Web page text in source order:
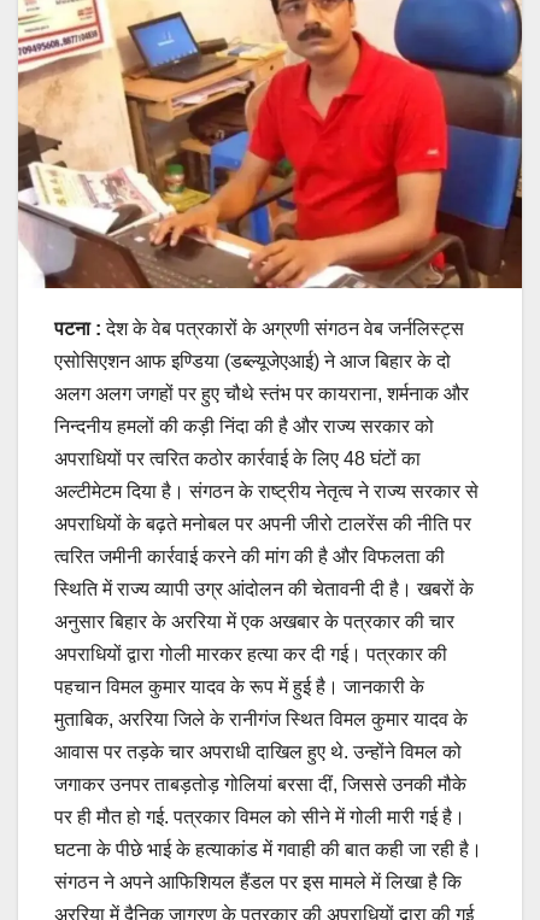
पटना : देश के वेब पत्रकारों के अग्रणी संगठन वेब जर्नलिस्ट्स
एसोसिएशन आफ इण्डिया (डब्ल्यूजेएआई) ने आज बिहार के दो
अलग अलग जगहों पर हुए चौथे स्तंभ पर कायराना, शर्मनाक और
निन्दनीय हमलों की कड़ी निंदा की है और राज्य सरकार को
अपराधियों पर त्वरित कठोर कार्रवाई के लिए 48 घंटों का
अल्टीमेटम दिया है। संगठन के राष्ट्रीय नेतृत्व ने राज्य सरकार से
अपराधियों के बढ़ते मनोबल पर अपनी जीरो टालरेंस की नीति पर
त्वरित जमीनी कार्रवाई करने की मांग की है और विफलता की
स्थिति में राज्य व्यापी उग्र आंदोलन की चेतावनी दी है। खबरों के
अनुसार बिहार के अररिया में एक अखबार के पत्रकार की चार
अपराधियों द्वारा गोली मारकर हत्या कर दी गई। पत्रकार की
पहचान विमल कुमार यादव के रूप में हुई है। जानकारी के
मुताबिक, अररिया जिले के रानीगंज स्थित विमल कुमार यादव के
आवास पर तड़के चार अपराधी दाखिल हुए थे. उन्होंने विमल को
जगाकर उनपर ताबड़तोड़ गोलियां बरसा दीं, जिससे उनकी मौके
पर ही मौत हो गई. पत्रकार विमल को सीने में गोली मारी गई है।
घटना के पीछे भाई के हत्याकांड में गवाही की बात कही जा रही है।
संगठन ने अपने आफिशियल हैंडल पर इस मामले में लिखा है कि
अररिया में दैनिक जागरण के पत्रकार की अपराधियों द्वारा की गई